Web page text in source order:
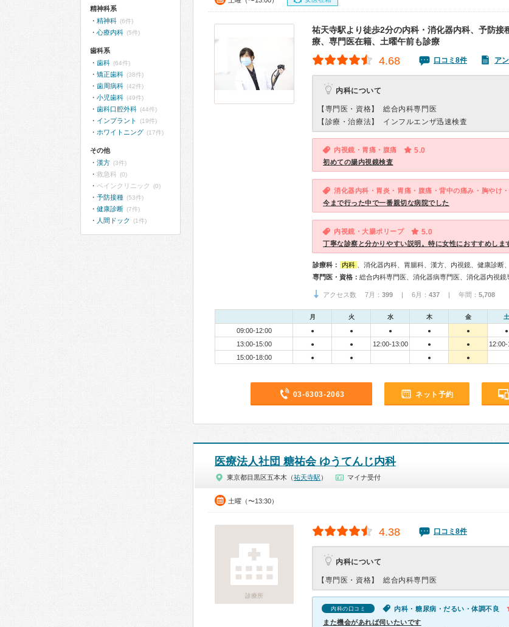
祐天寺駅より徒歩2分の内科・消化器内科、予防接
療、専門医在籍、土曜午前も診療
4.68 口コミ8件 ア
内科について
【専門医・資格】
総合内科専門医
【診療・治療法】
インフルエンザ迅速検査
内視鏡・胃痛・腹痛 5.0
初めての腸内視鏡検査
消化器内科・胃炎・胃痛・腹痛・背中の痛み・胸やけ
今まで行った中で一番親切な病院でした
内視鏡・大腸ポリープ 5.0
丁寧な診察と分かりやすい説明。特に女性におすすめしま
診療科： 内科
、消化器内科、胃腸科、漢方、内視鏡、健康診断
専門医・資格： 総合内科専門医、消化器病専門医、消化器内視
アクセス数 7月： 399 | 6月： 437 | 年間： 5,708
月 火 水 木 金 土
09:00-12:00 ● ● ● ● ● ●
13:00-15:00 ● ● 12:00-13:00 ● ●
15:00-18:00
● ● ● ●
03-6303-2063 ネット予約
医療法人社団 糖祐会 ゆうてんじ内科
東京都目黒区五本木（祐天寺駅 ） マイナ受付
土曜（〜13:30）
診療所
4.38 口コミ8件
内科について
【専門医・資格】 総合内科専門医
内科の口コミ 内科・糖尿病・だるい・体調不良
また機会があれば伺いたいです
精神科系
精神科 (6件)
心療内科 (5件)
歯科系
歯科 (64件)
矯正歯科 (38件)
歯周病科 (42件)
小児歯科 (49件)
歯科口腔外科 (44件)
インプラント (19件)
ホワイトニング (17件)
その他
漢方 (3件)
救急科 (0)
ペインクリニック (0)
予防接種 (53件)
健康診断 (7件)
人間ドック (1件)